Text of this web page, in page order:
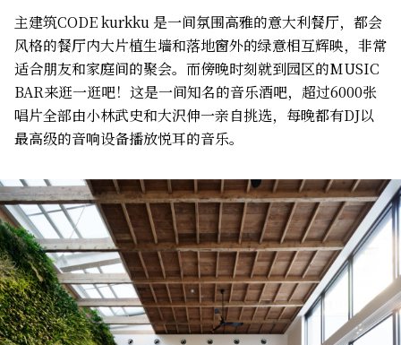
主建筑CODE kurkku 是一间氛围高雅的意大利餐厅，都会
风格的餐厅内大片植生墙和落地窗外的绿意相互辉映，非常
适合朋友和家庭间的聚会。而傍晚时刻就到园区的MUSIC
BAR来逛一逛吧！这是一间知名的音乐酒吧，超过6000张
唱片全部由小林武史和大沢伸一亲自挑选，每晚都有DJ以
最高级的音响设备播放悦耳的音乐。